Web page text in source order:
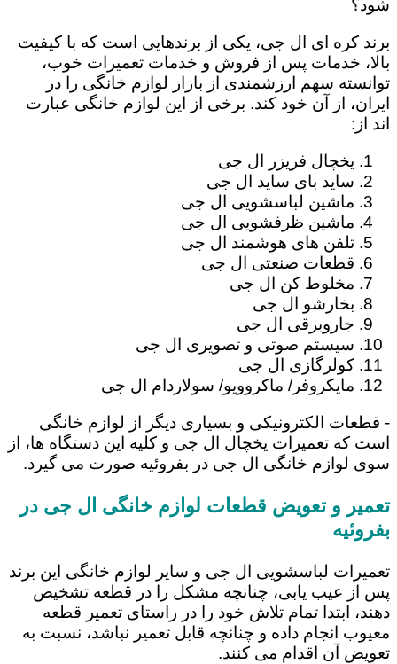
شود؟
برند کره ای ال جی، یکی از برندهایی است که با کیفیت
بالا، خدمات پس از فروش و خدمات تعمیرات خوب،
توانسته سهم ارزشمندی از بازار لوازم خانگی را در
ایران، از آن خود کند. برخی از این لوازم خانگی عبارت
اند از:
یخچال فریزر ال جی
ساید بای ساید ال جی
ماشین لباسشویی ال جی
ماشین ظرفشویی ال جی
تلفن های هوشمند ال جی
قطعات صنعتی ال جی
مخلوط کن ال جی
بخارشو ال جی
جاروبرقی ال جی
سیستم صوتی و تصویری ال جی
کولرگازی ال جی
مایکروفر/ ماکروویو/ سولاردام ال جی
- قطعات الکترونیکی و بسیاری دیگر از لوازم خانگی
است که تعمیرات یخچال ال جی و کلیه این دستگاه ها، از
سوی لوازم خانگی ال جی در بفروئیه صورت می گیرد.
تعمیر و تعویض قطعات لوازم خانگی ال جی در
بفروئیه
تعمیرات لباسشویی ال جی و سایر لوازم خانگی این برند
پس از عیب یابی، چنانچه مشکل را در قطعه تشخیص
دهند، ابتدا تمام تلاش خود را در راستای تعمیر قطعه
معیوب انجام داده و چنانچه قابل تعمیر نباشد، نسبت به
تعویض آن اقدام می کنند.